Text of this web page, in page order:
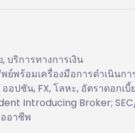
ริการทางการเงิน
พร้อมเครื่องมือการดำเนินกา
ออปชัน, FX, โลหะ, อัตราดอก
Introducing Broker;
อาชีพ